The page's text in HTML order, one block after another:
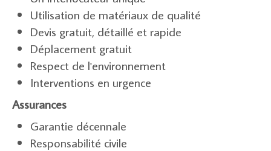
Utilisation de matériaux de qualité
Devis gratuit, détaillé et rapide
Déplacement gratuit
Respect de l'environnement
Interventions en urgence
Assurances
Garantie décennale
Responsabilité civile